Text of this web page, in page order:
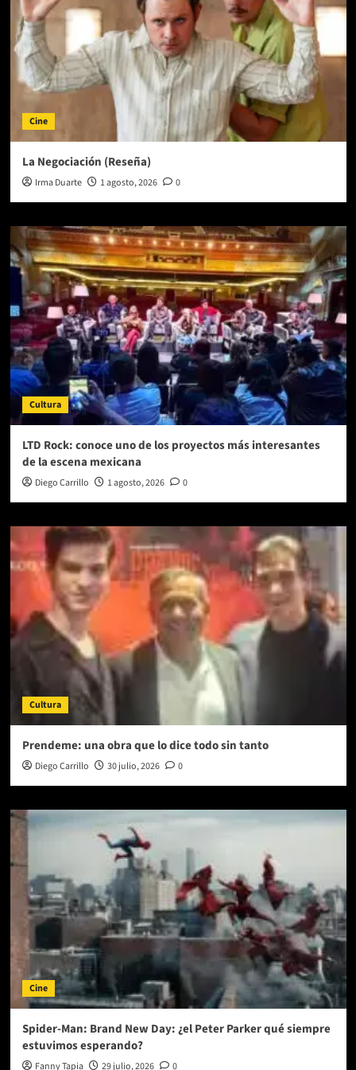
Cine
La Negociación (Reseña)
Irma Duarte 1 agosto, 2026 0
Cultura
LTD Rock: conoce uno de los proyectos más interesantes
de la escena mexicana
Diego Carrillo 1 agosto, 2026 0
Cultura
Prendeme: una obra que lo dice todo sin tanto
Diego Carrillo 30 julio, 2026 0
Cine
Spider-Man: Brand New Day: ¿el Peter Parker qué siempre
estuvimos esperando?
Fanny Tapia 29 julio, 2026 0